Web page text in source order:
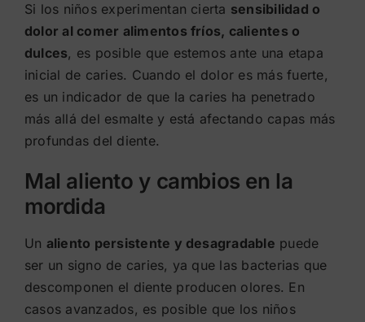
Si los niños experimentan cierta sensibilidad o
dolor al comer alimentos fríos, calientes o
dulces, es posible que estemos ante una etapa
inicial de caries. Cuando el dolor es más fuerte,
es un indicador de que la caries ha penetrado
más allá del esmalte y está afectando capas más
profundas del diente.
Mal aliento y cambios en la
mordida
Un aliento persistente y desagradable puede
ser un signo de caries, ya que las bacterias que
descomponen el diente producen olores. En
casos avanzados, es posible que los niños